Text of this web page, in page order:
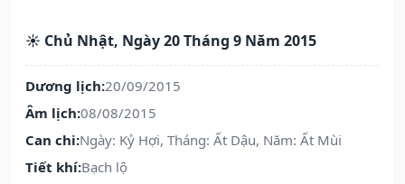
☀️ Chủ Nhật, Ngày 20 Tháng 9 Năm 2015
Dương lịch:20/09/2015
Âm lịch:08/08/2015
Can chi:Ngày: Kỷ Hợi, Tháng: Ất Dậu, Năm: Ất Mùi
Tiết khí:Bạch lộ